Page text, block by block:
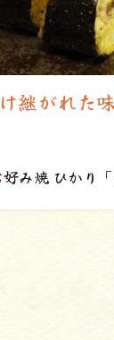
で味わえ
淡水軒「焼